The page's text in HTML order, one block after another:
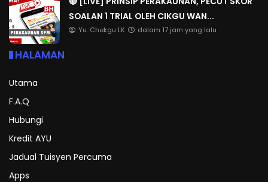
SOALAN 1 TRIAL OLEH CIKGU WAN...
Yu. Chekgu LK dalam 17 jam yang lalu
HALAMAN
Utama
F.A.Q
Hubungi
Kredit AYU
Jadual Tuisyen Percuma
Apps